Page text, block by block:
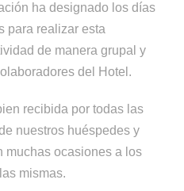
ha designado los días
para realizar esta
de manera grupal y
del Hotel.
recibida por todas las
nuestros huéspedes y
muchas ocasiones a los
mismas.